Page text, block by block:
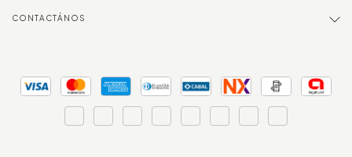
CONTACTÁNOS